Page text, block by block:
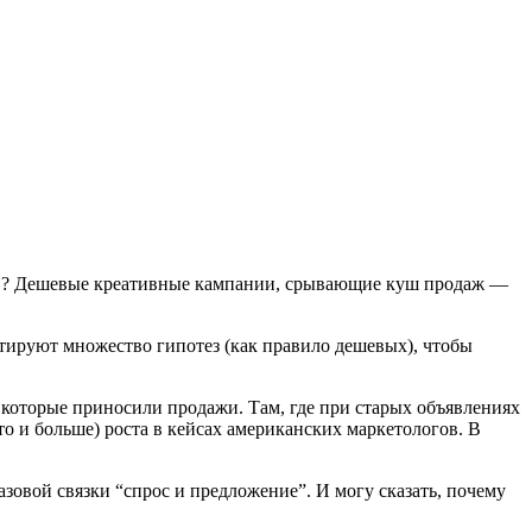
Дешевые креативные кампании, срывающие куш продаж —
множество гипотез (как правило дешевых), чтобы
приносили продажи. Там, где при старых объявлениях
и больше) роста в кейсах американских маркетологов. В
связки “спрос и предложение”. И могу сказать, почему